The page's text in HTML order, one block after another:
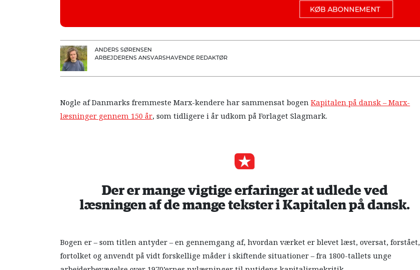
ANDERS SØRENSEN
ARBEJDERENS ANSVARSHAVENDE REDAKTØR
Nogle af Danmarks fremmeste Marx-kendere har sammensat bogenKapitalen på dansk – Marx-
læsninger gennem 150 år, som tidligere i år udkom på Forlaget Slagmark.
Der er mange vigtige erfaringer at udlede ved
læsningen af de mange tekster i Kapitalen på dansk.
Bogen er – som titlen antyder – en gennemgang af, hvordan værket er blevet læst, oversat, forstået,
fortolket og anvendt på vidt forskellige måder i skiftende situationer – fra 1800-tallets unge